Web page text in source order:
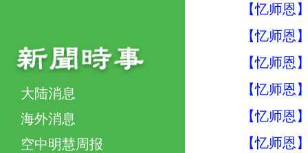
大陆消息
海外消息
空中明慧周报
【忆师恩
【忆师恩
【忆师恩
【忆师恩
【忆师恩
【忆师恩